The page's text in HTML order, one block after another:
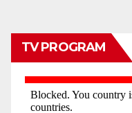
TV PROGRAM